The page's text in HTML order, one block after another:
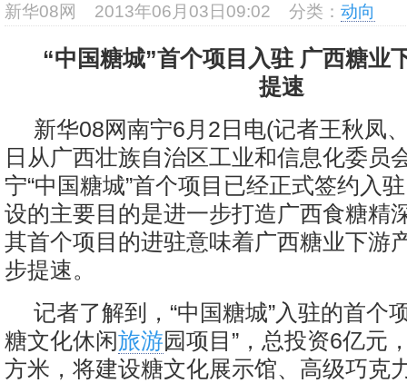
新华08网 2013年06月03日09:02 分类： 动向
“中国糖城”首个项目入驻 广西糖业
提速
新华08网南宁6月2日电(记者王秋凤
日从广西壮族自治区工业和信息化委员
宁“中国糖城”首个项目已经正式签约入
设的主要目的是进一步打造广西食糖精
其首个项目的进驻意味着广西糖业下游
步提速。
记者了解到，“中国糖城”入驻的首个
糖文化休闲旅游园项目”，总投资6亿元
方米，将建设糖文化展示馆、高级巧克